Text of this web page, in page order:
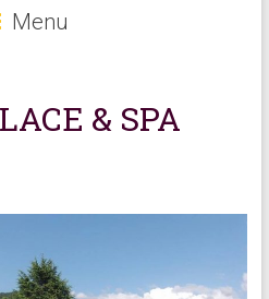
Menu
& SPA